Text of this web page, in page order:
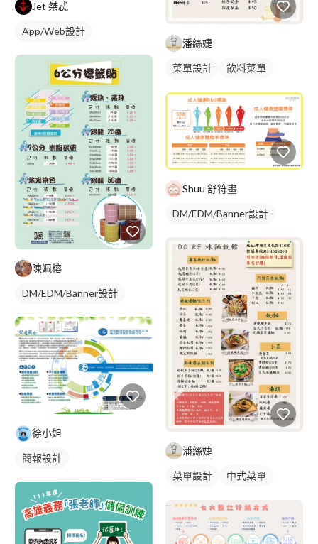
Jet 桀忒
App/Web設計
陳姵榕
DM/EDM/Banner設計
徐小姐
簡報設計
潘絲婕
菜單設計
飲料菜單
Shuu 舒符畫
DM/EDM/Banner設計
潘絲婕
菜單設計
中式菜單